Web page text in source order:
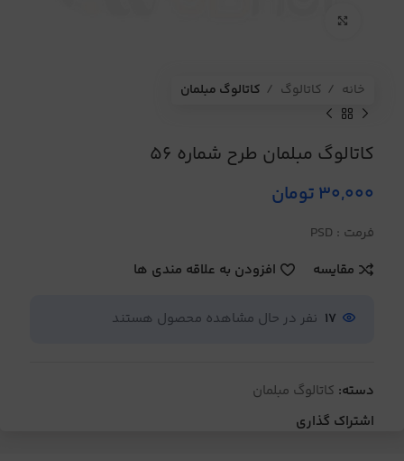
خانه کاتالوگ کاتالوگ مبلمان
کاتالوگ مبلمان طرح شماره 56
30,000تومان
فرمت : PSD
مقایسه
افزودن به علاقه مندی ها
17 نفر در حال مشاهده محصول هستند
دسته: کاتالوگ مبلمان
اشتراک گذاری